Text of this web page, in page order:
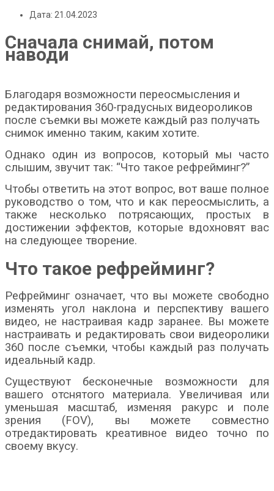
Дата: 21.04.2023
Сначала снимай, потом
наводи
Благодаря возможности переосмысления и
редактирования 360-градусных видеороликов
после съемки вы можете каждый раз получать
снимок именно таким, каким хотите.
Однако один из вопросов, который мы часто
слышим, звучит так: “Что такое рефрейминг?”
Чтобы ответить на этот вопрос, вот ваше полное
руководство о том, что и как переосмыслить, а
также несколько потрясающих, простых в
достижении эффектов, которые вдохновят вас
на следующее творение.
Что такое рефрейминг?
Рефрейминг означает, что вы можете свободно
изменять угол наклона и перспективу вашего
видео, не настраивая кадр заранее. Вы можете
настраивать и редактировать свои видеоролики
360 после съемки, чтобы каждый раз получать
идеальный кадр.
Существуют бесконечные возможности для
вашего отснятого материала. Увеличивая или
уменьшая масштаб, изменяя ракурс и поле
зрения (FOV), вы можете совместно
отредактировать креативное видео точно по
своему вкусу.